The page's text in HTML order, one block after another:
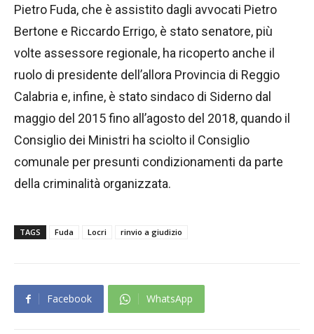
Pietro Fuda, che è assistito dagli avvocati Pietro
Bertone e Riccardo Errigo, è stato senatore, più
volte assessore regionale, ha ricoperto anche il
ruolo di presidente dell’allora Provincia di Reggio
Calabria e, infine, è stato sindaco di Siderno dal
maggio del 2015 fino all’agosto del 2018, quando il
Consiglio dei Ministri ha sciolto il Consiglio
comunale per presunti condizionamenti da parte
della criminalità organizzata.
TAGS Fuda Locri rinvio a giudizio
Facebook WhatsApp